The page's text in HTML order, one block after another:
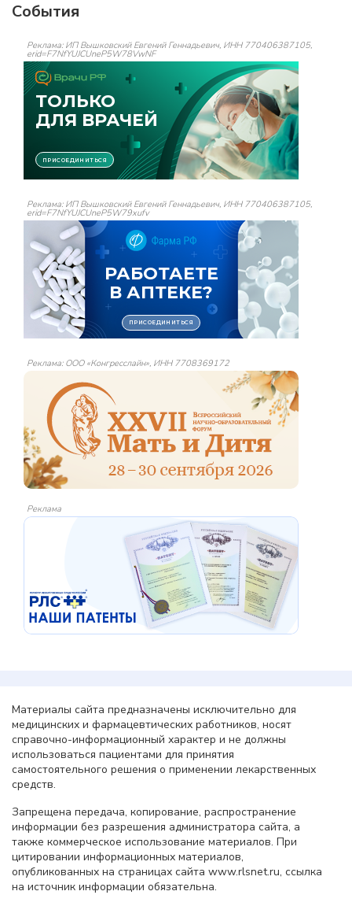
События
Реклама: ИП Вышковский Евгений Геннадьевич, ИНН 770406387105,
erid=F7NfYUJCUneP5W78VwNF
Реклама: ИП Вышковский Евгений Геннадьевич, ИНН 770406387105,
erid=F7NfYUJCUneP5W79xufv
Реклама: ООО «Конгресслайн», ИНН 7708369172
Реклама
Материалы сайта предназначены исключительно для
медицинских и фармацевтических работников, носят
справочно-информационный характер и не должны
использоваться пациентами для принятия
самостоятельного решения о применении лекарственных
средств.
Запрещена передача, копирование, распространение
информации без разрешения администратора сайта, а
также коммерческое использование материалов. При
цитировании информационных материалов,
опубликованных на страницах сайта www.rlsnet.ru, ссылка
на источник информации обязательна.